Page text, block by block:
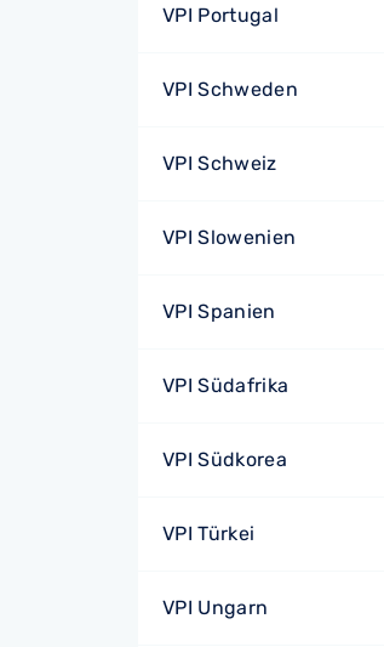
VPI Portugal
VPI Schweden
VPI Schweiz
VPI Slowenien
VPI Spanien
VPI Südafrika
VPI Südkorea
VPI Türkei
VPI Ungarn